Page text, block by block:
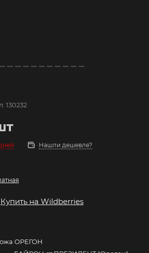
130232
Нашли дешевле?
Купить на Wildberries
ОРЕГОН